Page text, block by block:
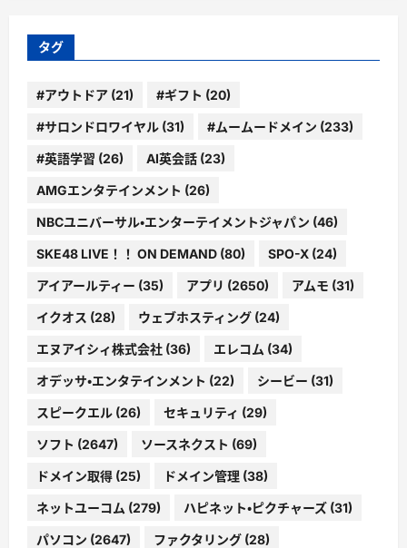
ー
タグ
#アウトドア (21) #ギフト (20)
#サロンドロワイヤル (31) #ムームードメイン (233)
#英語学習 (26) AI英会話 (23)
AMGエンタテインメント (26)
NBCユニバーサル・エンターテイメントジャパン (46)
SKE48 LIVE！！ ON DEMAND (80) SPO-X (24)
アイアールティー (35) アプリ (2650) アムモ (31)
イクオス (28) ウェブホスティング (24)
エヌアイシィ株式会社 (36) エレコム (34)
オデッサ・エンタテインメント (22) シービー (31)
スピークエル (26) セキュリティ (29)
ソフト (2647) ソースネクスト (69)
ドメイン取得 (25) ドメイン管理 (38)
ネットユーコム (279) ハピネット・ピクチャーズ (31)
パソコン (2647) ファクタリング (28)